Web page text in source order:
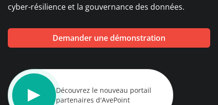
Obtenez l’avis d’un
Demander une
cyber-résilience et la gouvernance des données.
Demander une démonstration
Découvrez le nouveau portail
partenaires d'AvePoint